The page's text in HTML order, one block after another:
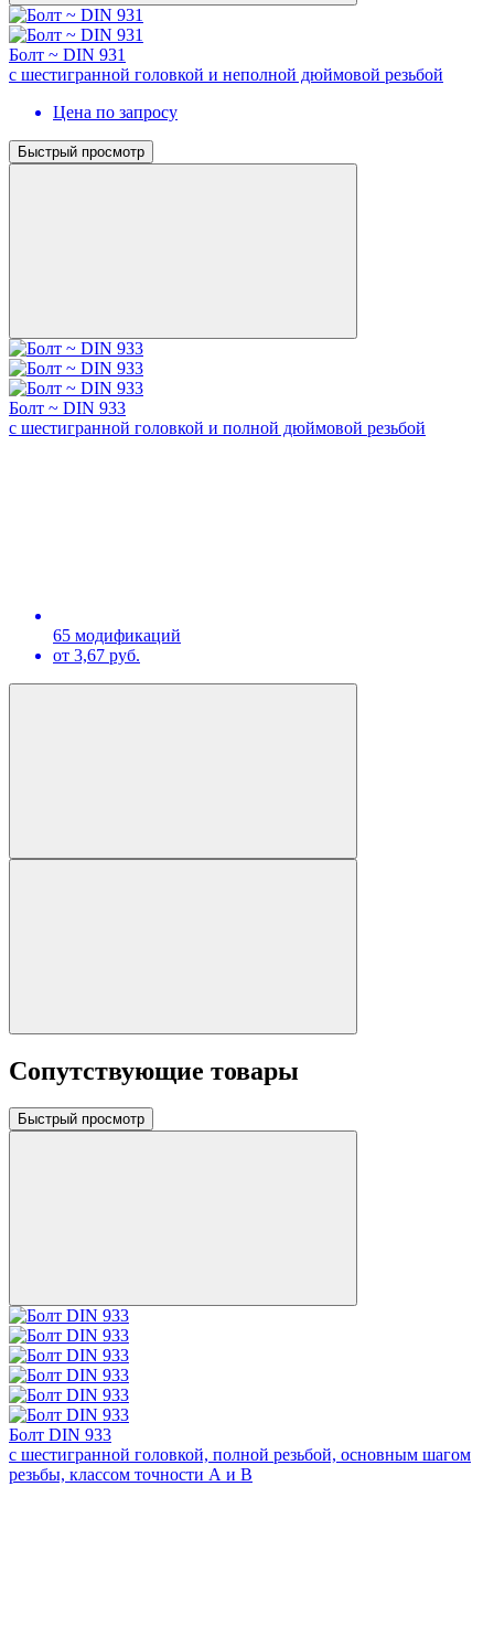
Болт ~ DIN 931
с шестигранной головкой и неполной дюймовой резьбой
Цена по запросу
Быстрый просмотр
Болт ~ DIN 933
с шестигранной головкой и полной дюймовой резьбой
65 модификаций
от 3,67 руб.
Сопутствующие товары
Быстрый просмотр
Болт DIN 933
с шестигранной головкой, полной резьбой, основным шагом
резьбы, классом точности А и В